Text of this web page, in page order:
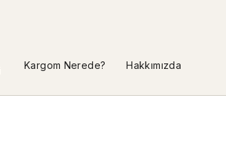
Kargom Nerede? Hakkımızda